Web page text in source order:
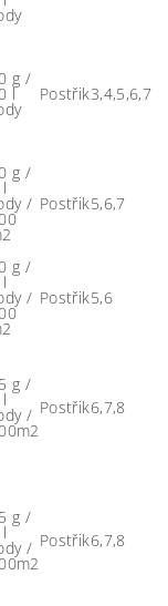
g /
l Postřik3,4,5,6,7
g /
l
/ Postřik5,6,7
g /
l
/ Postřik5,6
g /
l
/ Postřik6,7,8
g /
l
/ Postřik6,7,8